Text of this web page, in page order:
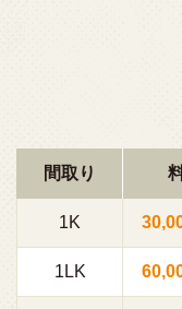
間取り
1K
1LK